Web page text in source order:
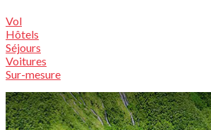
Vol
Hôtels
Séjours
Voitures
Sur-mesure